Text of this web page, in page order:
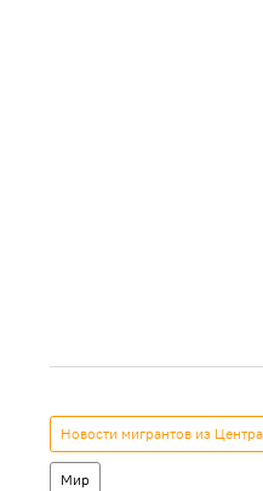
Новости мигрантов из
Мир